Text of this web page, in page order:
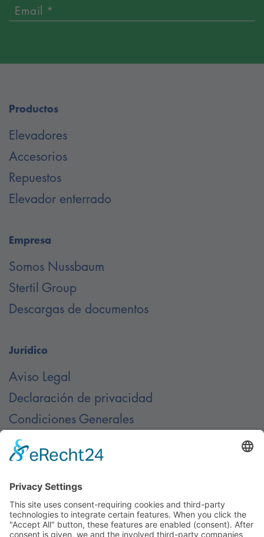
Email *
Productos
Elevadores
Accesorios
Repuestos
Elevador enterrado
Empresa
Somos Nussbaum
Stertil Group
Descargas de documentos
Jurídico
Aviso Legal
Declaración de privacidad
Condiciones Generales
Contacto
Contáctenos en